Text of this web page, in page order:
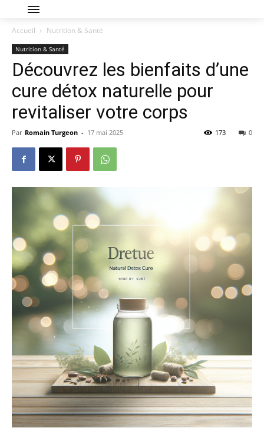
Accueil Nutrition & Santé
Nutrition & Santé
Découvrez les bienfaits d’une
cure détox naturelle pour
revitaliser votre corps
Par Romain Turgeon - 17 mai 2025 0
173